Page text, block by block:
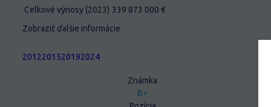
Celkové výnosy (2023) 339 873 000 €
Zobraziť ďalšie informácie
2012201520192024
Známka
B+